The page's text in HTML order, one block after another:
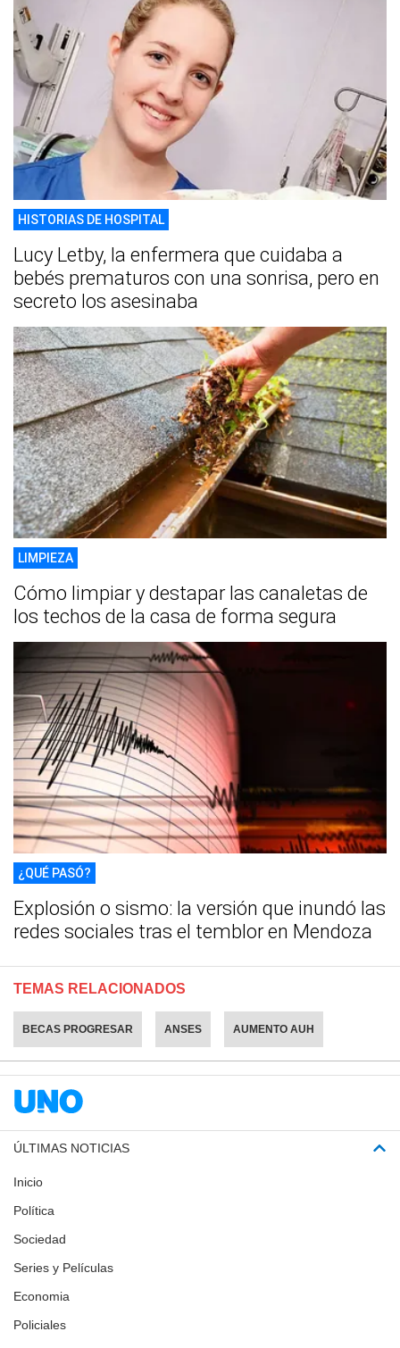
HISTORIAS DE HOSPITAL
Lucy Letby, la enfermera que cuidaba a
bebés prematuros con una sonrisa, pero en
secreto los asesinaba
LIMPIEZA
Cómo limpiar y destapar las canaletas de
los techos de la casa de forma segura
¿QUÉ PASÓ?
Explosión o sismo: la versión que inundó las
redes sociales tras el temblor en Mendoza
TEMAS RELACIONADOS
BECAS PROGRESAR ANSES AUMENTO AUH
ÚLTIMAS NOTICIAS
Inicio
Política
Sociedad
Series y Películas
Economia
Policiales